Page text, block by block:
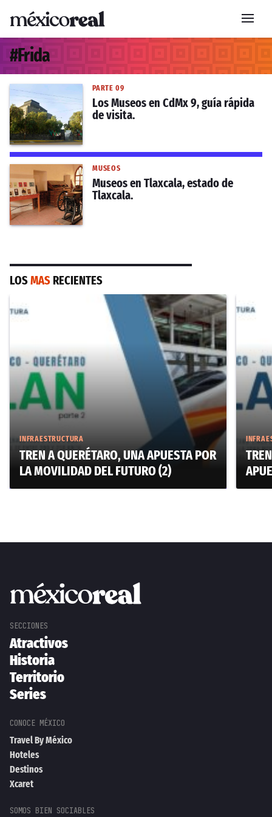
#Frida
PARTE 09
Los Museos en CdMx 9, guía rápida
de visita.
MUSEOS
Museos en Tlaxcala, estado de
Tlaxcala.
LOSMAS RECIENTES
INFRAESTRUCTURA
TREN A QUERÉTARO, UNA APUESTA POR
LA MOVILIDAD DEL FUTURO (2)
Atractivos
Historia
Territorio
Series
Travel By México
Hoteles
Destinos
Xcaret